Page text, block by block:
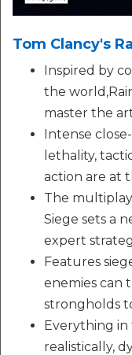
Tom Clancy's
Inspired by
the
master the
Intense
lethality,
action are at
The
Siege sets a
expert
Features
enemies can
strongholds
Everything
realistically,